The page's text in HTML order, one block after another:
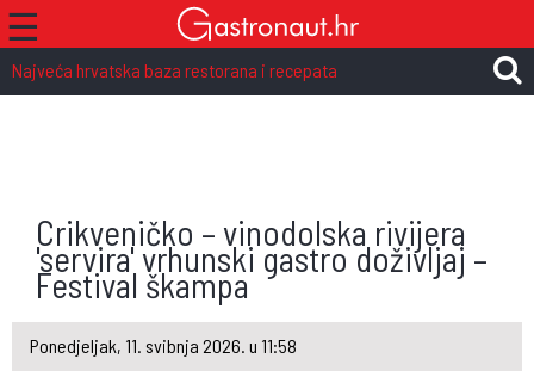
☰
Najveća hrvatska baza restorana i recepata
Crikveničko – vinodolska rivijera
'servira' vrhunski gastro doživljaj –
Festival škampa
Ponedjeljak, 11. svibnja 2026. u 11:58